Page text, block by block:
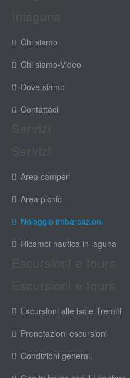
Chi siamo
Chi siamo-Video
Dove siamo
Contattaci
Area camper
Area picnic
Noleggio imbarcazioni
Ricambi nautica in laguna
Escursioni alle isole Tremiti
Prenotazioni escursioni
Condizioni generali